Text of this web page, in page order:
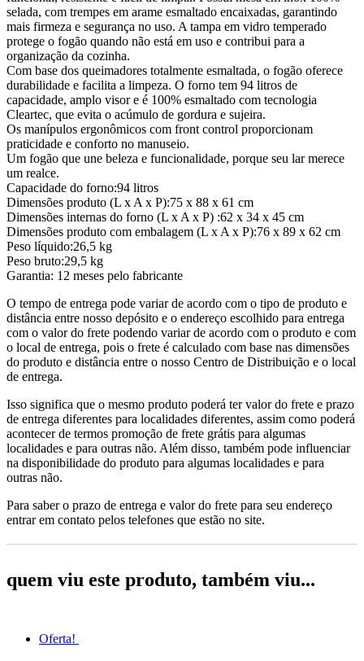
selada, com trempes em arame esmaltado encaixadas, garantindo
mais firmeza e segurança no uso. A tampa em vidro temperado
protege o fogão quando não está em uso e contribui para a
organização da cozinha.
Com base dos queimadores totalmente esmaltada, o fogão oferece
durabilidade e facilita a limpeza. O forno tem 94 litros de
capacidade, amplo visor e é 100% esmaltado com tecnologia
Cleartec, que evita o acúmulo de gordura e sujeira.
Os manípulos ergonômicos com front control proporcionam
praticidade e conforto no manuseio.
Um fogão que une beleza e funcionalidade, porque seu lar merece
um realce.
Capacidade do forno:94 litros
Dimensões produto (L x A x P):75 x 88 x 61 cm
Dimensões internas do forno (L x A x P) :62 x 34 x 45 cm
Dimensões produto com embalagem (L x A x P):76 x 89 x 62 cm
Peso líquido:26,5 kg
Peso bruto:29,5 kg
Garantia: 12 meses pelo fabricante
O tempo de entrega pode variar de acordo com o tipo de produto e
distância entre nosso depósito e o endereço escolhido para entrega
com o valor do frete podendo variar de acordo com o produto e com
o local de entrega, pois o frete é calculado com base nas dimensões
do produto e distância entre o nosso Centro de Distribuição e o local
de entrega.
Isso significa que o mesmo produto poderá ter valor do frete e prazo
de entrega diferentes para localidades diferentes, assim como poderá
acontecer de termos promoção de frete grátis para algumas
localidades e para outras não. Além disso, também pode influenciar
na disponibilidade do produto para algumas localidades e para
outras não.
Para saber o prazo de entrega e valor do frete para seu endereço
entrar em contato pelos telefones que estão no site.
quem viu este produto, também viu...
Oferta!